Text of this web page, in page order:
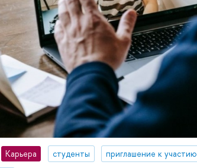
Карьера студенты
приглашение к участию